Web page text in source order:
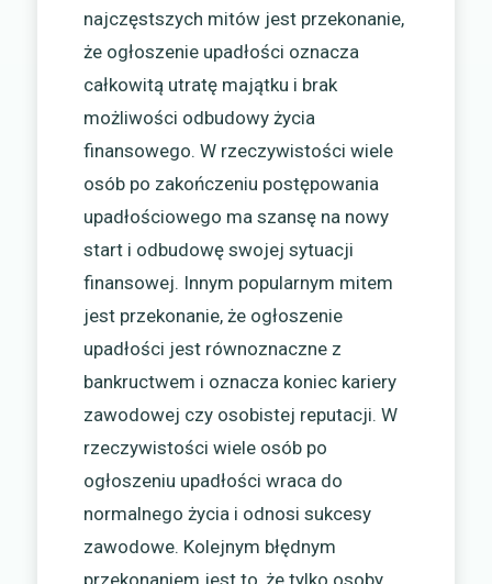
najczęstszych mitów jest przekonanie,
że ogłoszenie upadłości oznacza
całkowitą utratę majątku i brak
możliwości odbudowy życia
finansowego. W rzeczywistości wiele
osób po zakończeniu postępowania
upadłościowego ma szansę na nowy
start i odbudowę swojej sytuacji
finansowej. Innym popularnym mitem
jest przekonanie, że ogłoszenie
upadłości jest równoznaczne z
bankructwem i oznacza koniec kariery
zawodowej czy osobistej reputacji. W
rzeczywistości wiele osób po
ogłoszeniu upadłości wraca do
normalnego życia i odnosi sukcesy
zawodowe. Kolejnym błędnym
przekonaniem jest to, że tylko osoby